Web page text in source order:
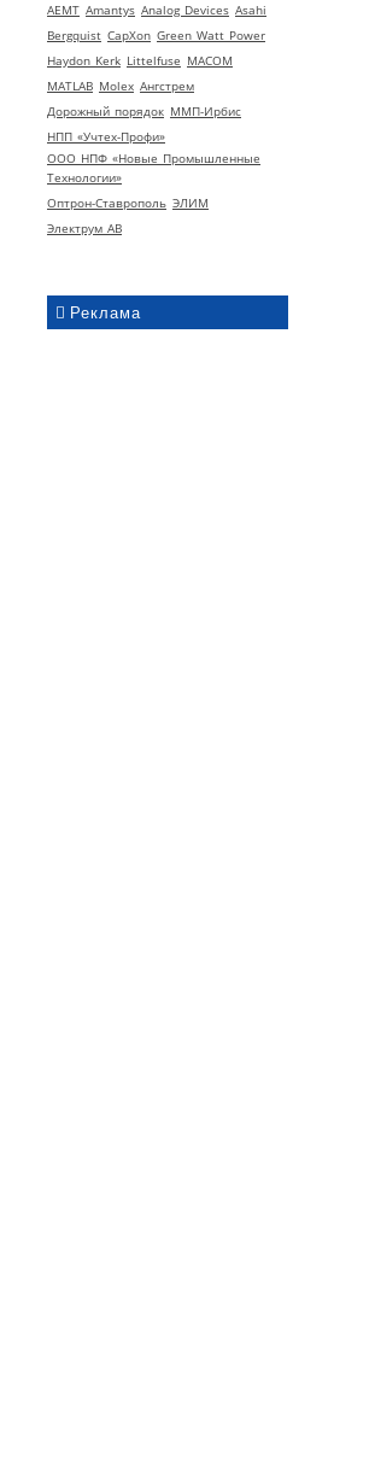
AEMT Amantys Analog Devices Asahi
Bergquist CapXon Green Watt Power
Haydon Kerk Littelfuse MACOM
MATLAB Molex Ангстрем
Дорожный порядок ММП-Ирбис
НПП «Учтех-Профи»
ООО НПФ «Новые Промышленные
Технологии»
Оптрон-Ставрополь ЭЛИМ
Электрум АВ
Реклама